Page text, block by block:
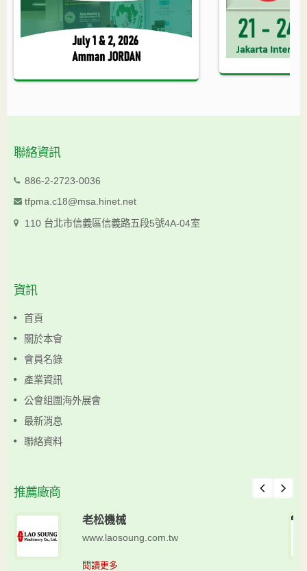
聯絡資訊
886-2-2723-0036
tfpma.c18@msa.hinet.net
110 台北市信義區信義路五段5號4A-04室
資訊
首頁
關於本會
會員名錄
產業資訊
公會組團海外展會
最新消息
聯絡資料
推薦廠商
老松機械
www.laosoung.com.tw
閱讀更多